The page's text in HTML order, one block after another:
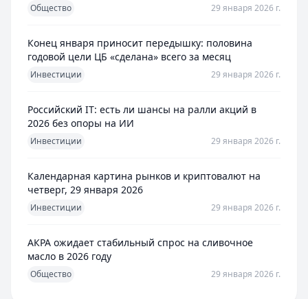
Общество 29 января 2026 г.
Конец января приносит передышку: половина
годовой цели ЦБ «сделана» всего за месяц
Инвестиции 29 января 2026 г.
Российский IT: есть ли шансы на ралли акций в
2026 без опоры на ИИ
Инвестиции 29 января 2026 г.
Календарная картина рынков и криптовалют на
четверг, 29 января 2026
Инвестиции 29 января 2026 г.
АКРА ожидает стабильный спрос на сливочное
масло в 2026 году
Общество 29 января 2026 г.